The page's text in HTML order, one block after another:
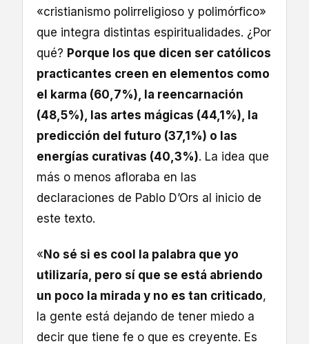
«cristianismo polirreligioso y polimórfico»
que integra distintas espiritualidades. ¿Por
qué? Porque los que dicen ser católicos
practicantes creen en elementos como
el karma (60,7%), la reencarnación
(48,5%), las artes mágicas (44,1%), la
predicción del futuro (37,1%) o las
energías curativas (40,3%). La idea que
más o menos afloraba en las
declaraciones de Pablo D’Ors al inicio de
este texto.
«No sé si es cool la palabra que yo
utilizaría, pero sí que se está abriendo
un poco la mirada y no es tan criticado,
la gente está dejando de tener miedo a
decir que tiene fe o que es creyente. Es